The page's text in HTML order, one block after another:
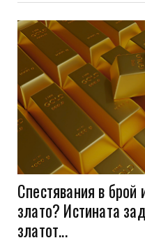
Спестявания в брой
злато? Истината
златот...